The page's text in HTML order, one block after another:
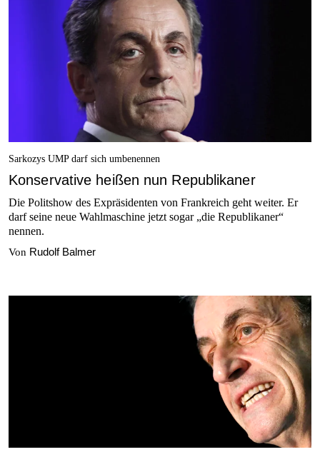
Sarkozys UMP darf sich umbenennen
Konservative heißen nun Republikaner
Die Politshow des Expräsidenten von Frankreich geht weiter. Er
darf seine neue Wahlmaschine jetzt sogar „die Republikaner“
nennen.
Von Rudolf Balmer